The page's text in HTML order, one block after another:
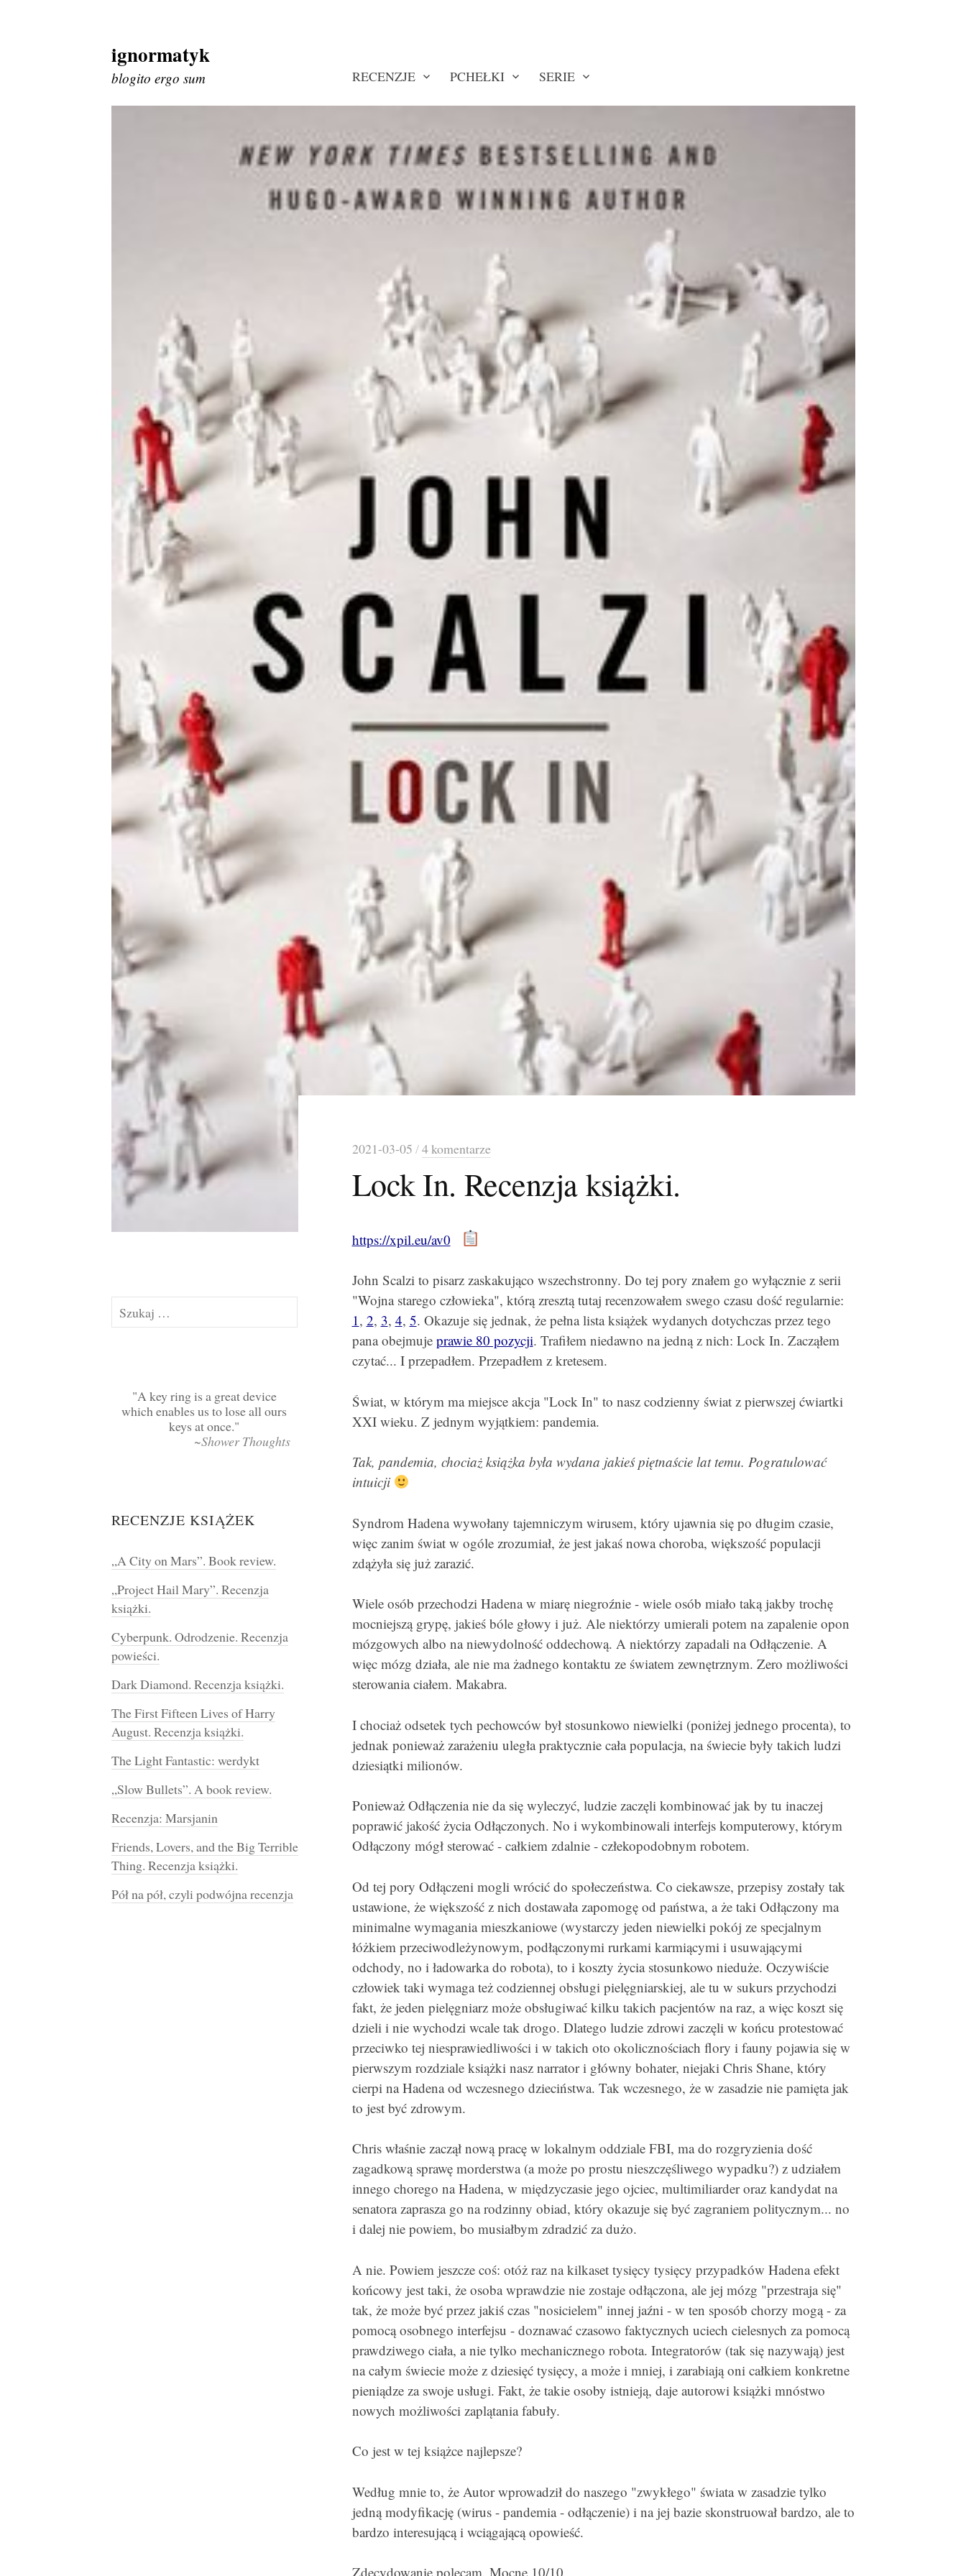
Skip
to
content
ignormatyk
blogito ergo sum RECENZJE PCHEŁKI SERIE
2021-03-05 /4 komentarze
Lock In. Recenzja książki.
https://xpil.eu/av0
John Scalzi to pisarz zaskakująco wszechstronny. Do tej pory znałem go wyłącznie z serii
"Wojna starego człowieka", którą zresztą tutaj recenzowałem swego czasu dość regularnie:
1, 2, 3, 4, 5. Okazuje się jednak, że pełna lista książek wydanych dotychczas przez tego
pana obejmuje prawie 80 pozycji. Trafiłem niedawno na jedną z nich: Lock In. Zacząłem
czytać... I przepadłem. Przepadłem z kretesem.
Świat, w którym ma miejsce akcja "Lock In" to nasz codzienny świat z pierwszej ćwiartki
XXI wieku. Z jednym wyjątkiem: pandemia.
Tak, pandemia, chociaż książka była wydana jakieś piętnaście lat temu. Pogratulować
intuicji
Syndrom Hadena wywołany tajemniczym wirusem, który ujawnia się po długim czasie,
więc zanim świat w ogóle zrozumiał, że jest jakaś nowa choroba, większość populacji
zdążyła się już zarazić.
Wiele osób przechodzi Hadena w miarę niegroźnie - wiele osób miało taką jakby trochę
mocniejszą grypę, jakieś bóle głowy i już. Ale niektórzy umierali potem na zapalenie opon
mózgowych albo na niewydolność oddechową. A niektórzy zapadali na Odłączenie. A
więc mózg działa, ale nie ma żadnego kontaktu ze światem zewnętrznym. Zero możliwości
sterowania ciałem. Makabra.
I chociaż odsetek tych pechowców był stosunkowo niewielki (poniżej jednego procenta), to
jednak ponieważ zarażeniu uległa praktycznie cała populacja, na świecie były takich ludzi
dziesiątki milionów.
Ponieważ Odłączenia nie da się wyleczyć, ludzie zaczęli kombinować jak by tu inaczej
poprawić jakość życia Odłączonych. No i wykombinowali interfejs komputerowy, którym
Odłączony mógł sterować - całkiem zdalnie - człekopodobnym robotem.
Od tej pory Odłączeni mogli wrócić do społeczeństwa. Co ciekawsze, przepisy zostały tak
ustawione, że większość z nich dostawała zapomogę od państwa, a że taki Odłączony ma
minimalne wymagania mieszkaniowe (wystarczy jeden niewielki pokój ze specjalnym
łóżkiem przeciwodleżynowym, podłączonymi rurkami karmiącymi i usuwającymi
odchody, no i ładowarka do robota), to i koszty życia stosunkowo nieduże. Oczywiście
człowiek taki wymaga też codziennej obsługi pielęgniarskiej, ale tu w sukurs przychodzi
fakt, że jeden pielęgniarz może obsługiwać kilku takich pacjentów na raz, a więc koszt się
dzieli i nie wychodzi wcale tak drogo. Dlatego ludzie zdrowi zaczęli w końcu protestować
przeciwko tej niesprawiedliwości i w takich oto okolicznościach flory i fauny pojawia się w
pierwszym rozdziale książki nasz narrator i główny bohater, niejaki Chris Shane, który
cierpi na Hadena od wczesnego dzieciństwa. Tak wczesnego, że w zasadzie nie pamięta jak
to jest być zdrowym.
Chris właśnie zaczął nową pracę w lokalnym oddziale FBI, ma do rozgryzienia dość
zagadkową sprawę morderstwa (a może po prostu nieszczęśliwego wypadku?) z udziałem
innego chorego na Hadena, w międzyczasie jego ojciec, multimiliarder oraz kandydat na
senatora zaprasza go na rodzinny obiad, który okazuje się być zagraniem politycznym... no
i dalej nie powiem, bo musiałbym zdradzić za dużo.
A nie. Powiem jeszcze coś: otóż raz na kilkaset tysięcy tysięcy przypadków Hadena efekt
końcowy jest taki, że osoba wprawdzie nie zostaje odłączona, ale jej mózg "przestraja się"
tak, że może być przez jakiś czas "nosicielem" innej jaźni - w ten sposób chorzy mogą - za
pomocą osobnego interfejsu - doznawać czasowo faktycznych uciech cielesnych za pomocą
prawdziwego ciała, a nie tylko mechanicznego robota. Integratorów (tak się nazywają) jest
na całym świecie może z dziesięć tysięcy, a może i mniej, i zarabiają oni całkiem konkretne
pieniądze za swoje usługi. Fakt, że takie osoby istnieją, daje autorowi książki mnóstwo
nowych możliwości zaplątania fabuły.
Co jest w tej książce najlepsze?
Według mnie to, że Autor wprowadził do naszego "zwykłego" świata w zasadzie tylko
jedną modyfikację (wirus - pandemia - odłączenie) i na jej bazie skonstruował bardzo, ale to
bardzo interesującą i wciągającą opowieść.
Zdecydowanie polecam. Mocne 10/10.
Szukaj:
A key ring is a great device
which enables us to lose all ours
keys at once.
~Shower Thoughts
RECENZJE KSIĄŻEK
„A City on Mars”. Book review.
„Project Hail Mary”. Recenzja
książki.
Cyberpunk. Odrodzenie. Recenzja
powieści.
Dark Diamond. Recenzja książki.
The First Fifteen Lives of Harry
August. Recenzja książki.
The Light Fantastic: werdykt
„Slow Bullets”. A book review.
Recenzja: Marsjanin
Friends, Lovers, and the Big Terrible
Thing. Recenzja książki.
Pół na pół, czyli podwójna recenzja